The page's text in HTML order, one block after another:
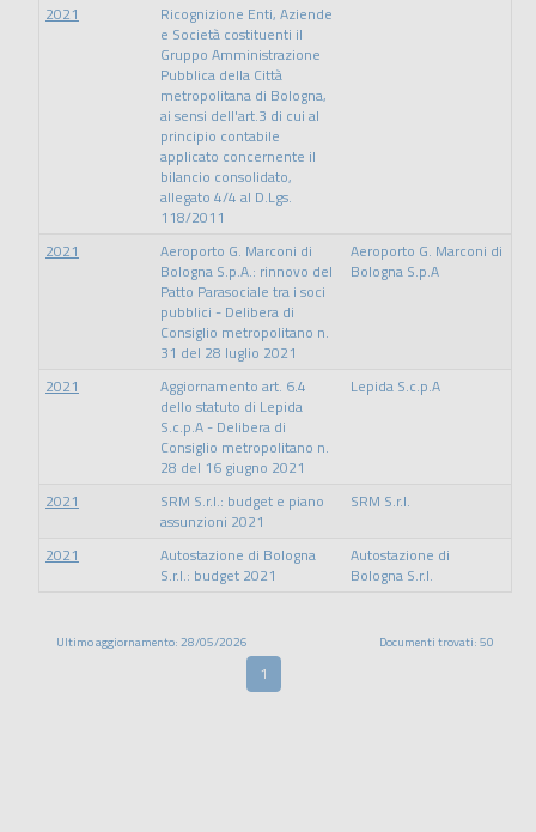
2021
Ricognizione Enti, Aziende
e Società costituenti il
Gruppo Amministrazione
Pubblica della Città
metropolitana di Bologna,
ai sensi dell'art.3 di cui al
principio contabile
applicato concernente il
bilancio consolidato,
allegato 4/4 al D.Lgs.
118/2011
2021
Aeroporto G. Marconi di
Bologna S.p.A.: rinnovo del
Patto Parasociale tra i soci
pubblici - Delibera di
Consiglio metropolitano n.
31 del 28 luglio 2021
Aeroporto G. Marconi di
Bologna S.p.A
2021
Aggiornamento art. 6.4
dello statuto di Lepida
S.c.p.A - Delibera di
Consiglio metropolitano n.
28 del 16 giugno 2021
Lepida S.c.p.A
2021
SRM S.r.l.: budget e piano
assunzioni 2021
SRM S.r.l.
2021
Autostazione di Bologna
S.r.l.: budget 2021
Autostazione di
Bologna S.r.l.
Ultimo aggiornamento: 28/05/2026 Documenti trovati: 50
1